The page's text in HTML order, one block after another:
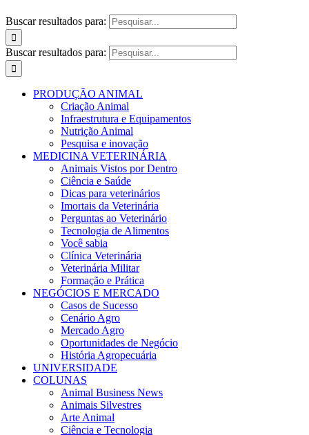
Buscar resultados para:
Buscar resultados para:
PRODUÇÃO ANIMAL
Criação Animal
Infraestrutura e Equipamentos
Nutrição Animal
Pesquisa e inovação
MEDICINA VETERINÁRIA
Animais Vistos por Dentro
Ciência e Saúde
Dicas para veterinários
Imortais da Veterinária
Perguntas ao Veterinário
Tecnologia de Alimentos
Você sabia
Clínica Veterinária
Veterinária Militar
Formação e Prática
NEGÓCIOS E MERCADO
Casos de Sucesso
Cenário Agro
Mercado Agro
Oportunidades de Negócio
História Agropecuária
UNIVERSIDADE
COLUNAS
Animal Business News
Animais Silvestres
Arte Animal
Ciência e Tecnologia